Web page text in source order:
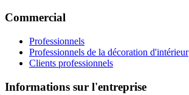
Commercial
Professionnels
Professionnels de la décoration d'intérieur
Clients professionnels
Informations sur l'entreprise